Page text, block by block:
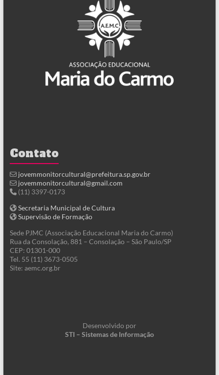
Contato
jovemmonitorcultural@prefeitura.sp.gov.br
jovemmonitorcultural@gmail.com
(11) 3397-0173
Secretaria Municipal de Cultura
Supervisão de Formação
Sede PJMC (Associação Educacional Maria do Carmo)
Rua da Consolação, 881 – Consolação – São Paulo/SP
CEP: 01301-000
Tel. 55 (11) 3673-0505
Site: aemc.org.br
Desenvolvido por
STI – Sistemas de Informação